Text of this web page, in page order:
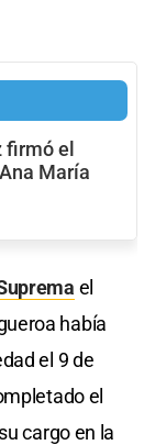
el
María
el
había
el 9 de
el
cargo en la